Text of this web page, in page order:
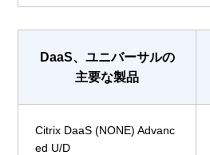
DaaS、ユニバーサルの
主要な製品
Citrix DaaS (NONE) Advanc
ed U/D